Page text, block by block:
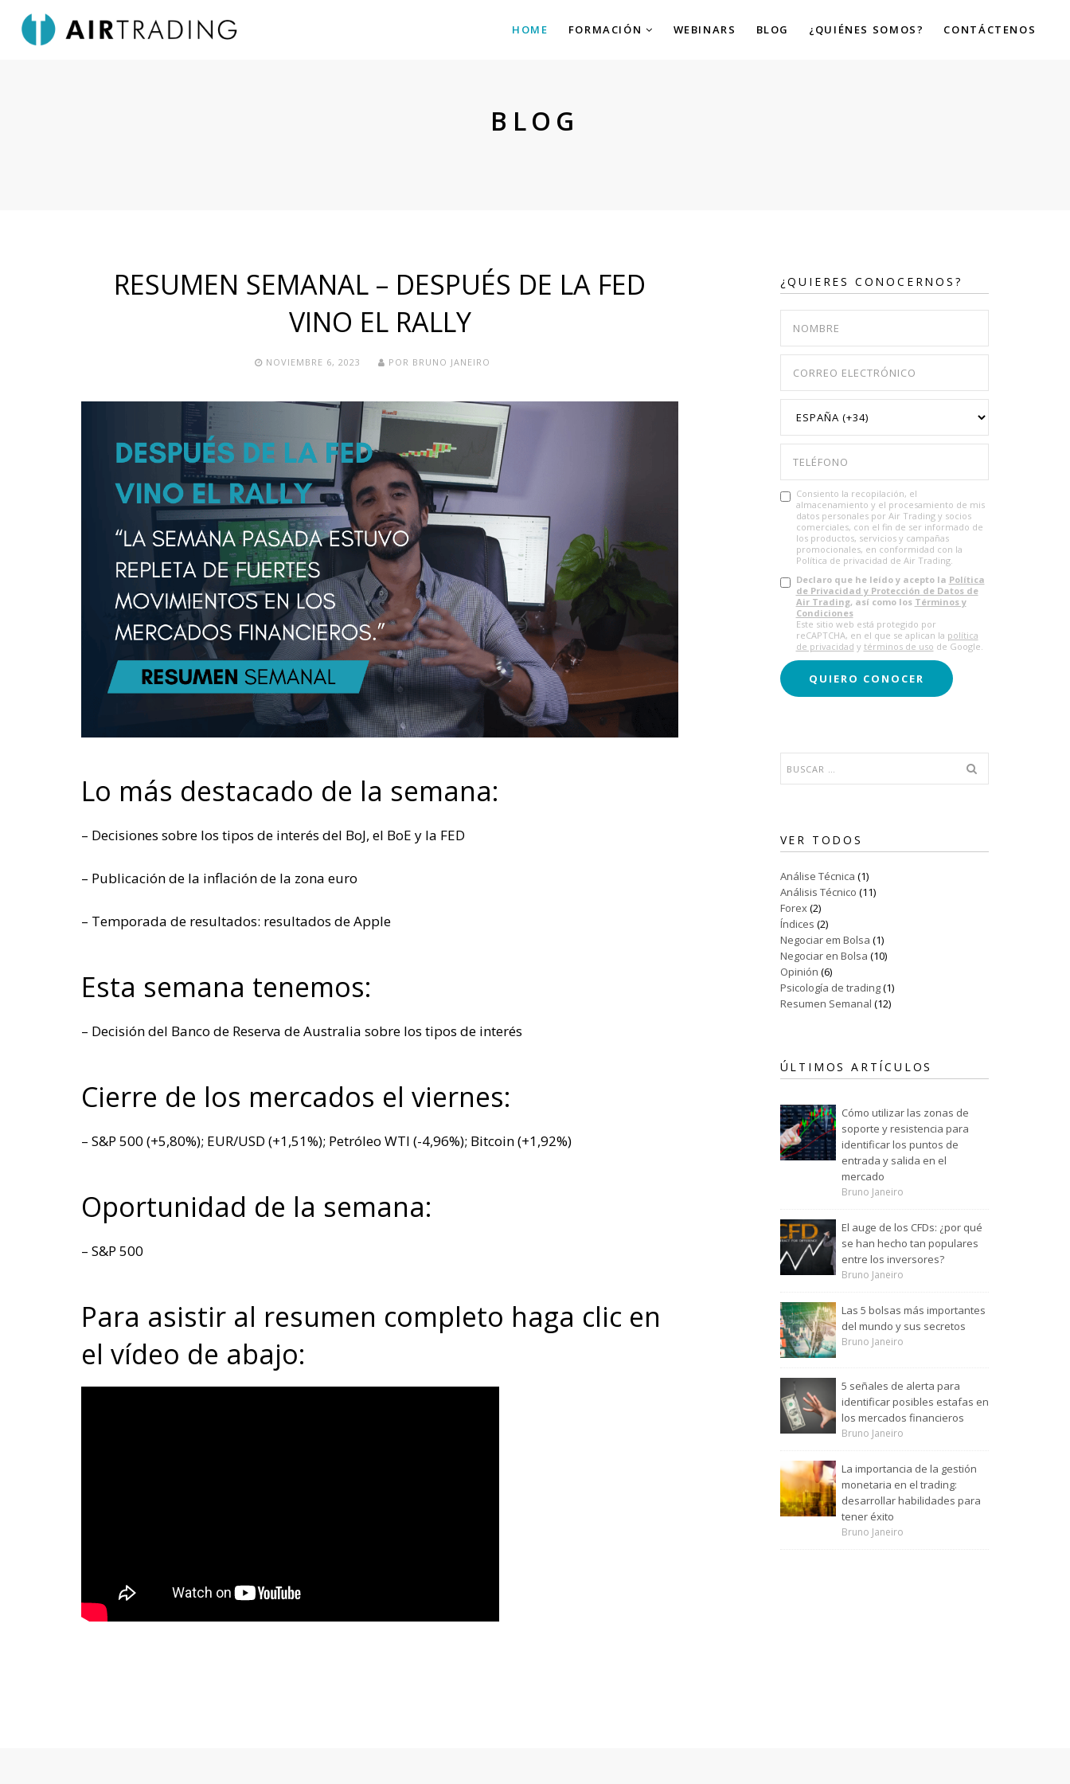
HOME FORMACIÓN WEBINARS BLOG ¿QUIÉNES SOMOS? CONTÁCTENOS
BLOG
RESUMEN SEMANAL – DESPUÉS DE LA FED
VINO EL RALLY
NOVIEMBRE 6, 2023 POR BRUNO JANEIRO
Lo más destacado de la semana:
– Decisiones sobre los tipos de interés del BoJ, el BoE y la FED
– Publicación de la inflación de la zona euro
– Temporada de resultados: resultados de Apple
Esta semana tenemos:
– Decisión del Banco de Reserva de Australia sobre los tipos de interés
Cierre de los mercados el viernes:
– S&P 500 (+5,80%); EUR/USD (+1,51%); Petróleo WTI (-4,96%); Bitcoin (+1,92%)
Oportunidad de la semana:
– S&P 500
Para asistir al resumen completo haga clic en
el vídeo de abajo:
¿QUIERES CONOCERNOS?
Consiento la recopilación, el
almacenamiento y el procesamiento de mis
datos personales por Air Trading y socios
comerciales, con el fin de ser informado de
los productos, servicios y campañas
promocionales, en conformidad con la
Política de privacidad de Air Trading.
Declaro que he leído y acepto la Política
de Privacidad y Protección de Datos de
Air Trading, así como los Términos y
Condiciones
Este sitio web está protegido por
reCAPTCHA, en el que se aplican la política
de privacidad y términos de uso de Google.
VER TODOS
Análise Técnica (1)
Análisis Técnico (11)
Forex(2)
Índices (2)
Negociar em Bolsa (1)
Negociar en Bolsa (10)
Opinión (6)
Psicología de trading(1)
Resumen Semanal (12)
ÚLTIMOS ARTÍCULOS
Cómo utilizar las zonas de
soporte y resistencia para
identificar los puntos de
entrada y salida en el
mercado
Bruno Janeiro
El auge de los CFDs: ¿por qué
se han hecho tan populares
entre los inversores?
Bruno Janeiro
Las 5 bolsas más importantes
del mundo y sus secretos
Bruno Janeiro
5 señales de alerta para
identificar posibles estafas en
los mercados financieros
Bruno Janeiro
La importancia de la gestión
monetaria en el trading:
desarrollar habilidades para
tener éxito
Bruno Janeiro